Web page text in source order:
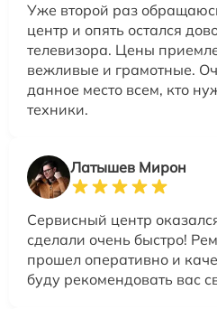
Уже второй раз
центр и опять остался
телевизора. Цены
вежливые и грамотные.
данное место всем, кто
техники.
Латышев Мирон
Сервисный центр
сделали очень быстро!
прошел оперативно и
буду рекомендовать вас